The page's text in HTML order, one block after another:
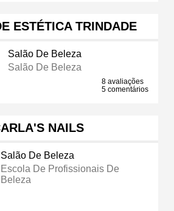
ESTÉTICA TRINDADE
Salão De Beleza
Salão De Beleza
8 avaliações
5 comentários
NAILS
Salão De Beleza
Escola De Profissionais De
Beleza